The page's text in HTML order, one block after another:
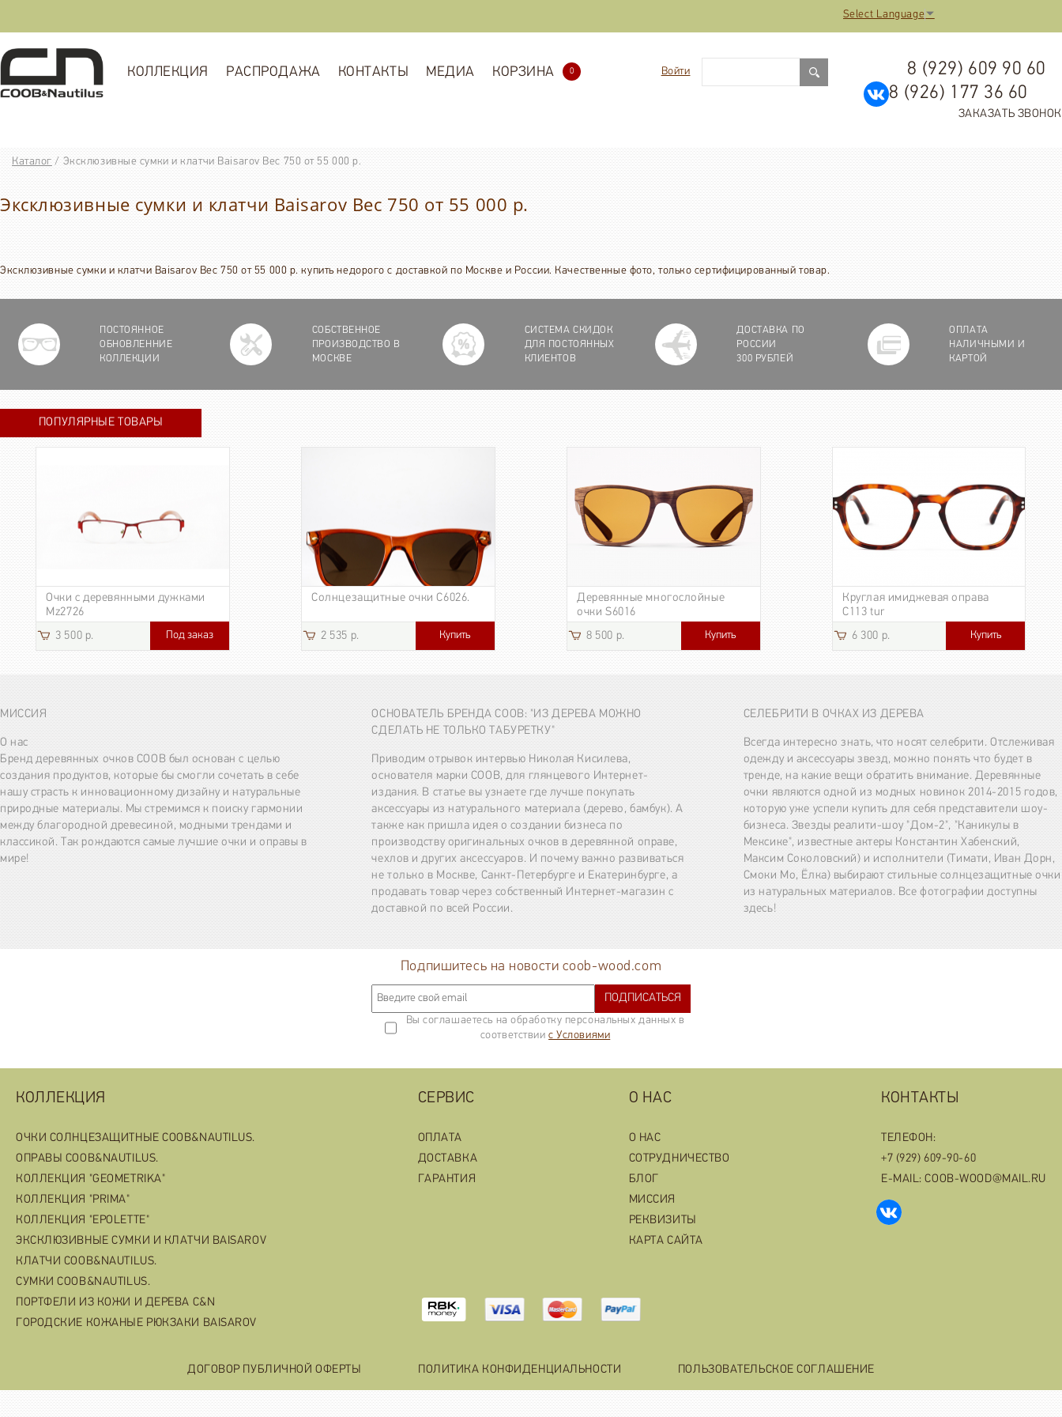
Select Language ▼
КОЛЛЕКЦИЯ РАСПРОДАЖА КОНТАКТЫ МЕДИА КОРЗИНА 0
8 (929) 609 90 60
8 (926) 177 36 60
ЗАКАЗАТЬ ЗВОНОК
Войти
Каталог / Эксклюзивные сумки и клатчи Baisarov Вес 750 от 55 000 р.
Эксклюзивные сумки и клатчи Baisarov Вес 750 от 55 000 р.
Эксклюзивные сумки и клатчи Baisarov Вес 750 от 55 000 р. купить недорого с доставкой по Москве и России. Качественные фото, только сертифицированный товар.
ПОСТОЯННОЕ
ОБНОВЛЕННИЕ
КОЛЛЕКЦИИ
СОБСТВЕННОЕ
ПРОИЗВОДСТВО В
МОСКВЕ
СИСТЕМА СКИДОК
ДЛЯ ПОСТОЯННЫХ
КЛИЕНТОВ
ДОСТАВКА ПО
РОССИИ
300 РУБЛЕЙ
ОПЛАТА
НАЛИЧНЫМИ И
КАРТОЙ
ПОПУЛЯРНЫЕ ТОВАРЫ
Очки с деревянными дужками
Mz2726
3 500 р.
Под заказ
Солнцезащитные очки C6026.
2 535 р. 3 185 р.
Купить
Деревянные многослойные
очки S6016
8 500 р.
Купить
Круглая имиджевая оправа
C113 tur
6 300 р.
Купить
МИССИЯ
О нас
Бренд деревянных очков COOB был основан с целью
создания продуктов, которые бы смогли сочетать в себе
нашу страсть к инновационному дизайну и натуральные
природные материалы. Мы стремимся к поиску гармонии
между благородной древесиной, модными трендами и
классикой. Так рождаются самые лучшие очки и оправы в
мире!
ОСНОВАТЕЛЬ БРЕНДА COOB: "ИЗ ДЕРЕВА МОЖНО
СДЕЛАТЬ НЕ ТОЛЬКО ТАБУРЕТКУ"
Приводим отрывок интервью Николая Кисилева,
основателя марки COOB, для глянцевого Интернет-
издания. В статье вы узнаете где лучше покупать
аксессуары из натурального материала (дерево, бамбук). А
также как пришла идея о создании бизнеса по
производству оригинальных очков в деревянной оправе,
чехлов и других аксессуаров. И почему важно развиваться
не только в Москве, Санкт-Петербурге и Екатеринбурге, а
продавать товар через собственный Интернет-магазин с
доставкой по всей России.
СЕЛЕБРИТИ В ОЧКАХ ИЗ ДЕРЕВА
Всегда интересно знать, что носят селебрити. Отслеживая
одежду и аксессуары звезд, можно понять что будет в
тренде, на какие вещи обратить внимание. Деревянные
очки являются одной из модных новинок 2014-2015 годов,
которую уже успели купить для себя представители шоу-
бизнеса. Звезды реалити-шоу "Дом-2", "Каникулы в
Мексике", известные актеры Константин Хабенский,
Максим Соколовский) и исполнители (Тимати, Иван Дорн,
Смоки Мо, Ёлка) выбирают стильные солнцезащитные очки
из натуральных материалов. Все фотографии доступны
здесь!
Подпишитесь на новости coob-wood.com
ПОДПИСАТЬСЯ
Вы соглашаетесь на обработку персональных данных в
соответствиис Условиями
КОЛЛЕКЦИЯ
ОЧКИ СОЛНЦЕЗАЩИТНЫЕ COOB&NAUTILUS.
ОПРАВЫ COOB&NAUTILUS.
КОЛЛЕКЦИЯ "GEOMETRIKA"
КОЛЛЕКЦИЯ "PRIMA"
КОЛЛЕКЦИЯ "EPOLETTE"
ЭКСКЛЮЗИВНЫЕ СУМКИ И КЛАТЧИ BAISAROV
КЛАТЧИ COOB&NAUTILUS.
СУМКИ COOB&NAUTILUS.
ПОРТФЕЛИ ИЗ КОЖИ И ДЕРЕВА C&N
ГОРОДСКИЕ КОЖАНЫЕ РЮКЗАКИ BAISAROV
СЕРВИС
ОПЛАТА
ДОСТАВКА
ГАРАНТИЯ
О НАС
О НАС
СОТРУДНИЧЕСТВО
БЛОГ
МИССИЯ
РЕКВИЗИТЫ
КАРТА САЙТА
КОНТАКТЫ
ТЕЛЕФОН:
+7 (929) 609-90-60
E-MAIL: COOB-WOOD@MAIL.RU
ДОГОВОР ПУБЛИЧНОЙ ОФЕРТЫ ПОЛИТИКА КОНФИДЕНЦИАЛЬНОСТИ ПОЛЬЗОВАТЕЛЬСКОЕ СОГЛАШЕНИЕ